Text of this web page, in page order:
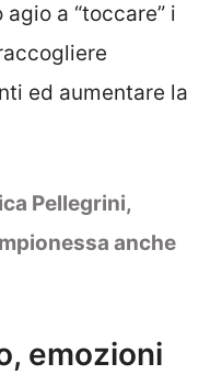
a “toccare” i
ed aumentare la
Pellegrini,
anche
emozioni